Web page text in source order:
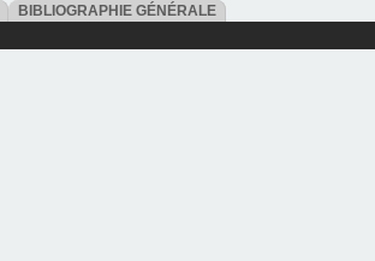
BIBLIOGRAPHIE GÉNÉRALE